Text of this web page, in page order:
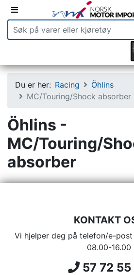
Du er her: Racing
Öhlins
MC/Touring/Shock absorber
Öhlins -
MC/Touring/
absorber
KONTAKT
Vi hjelper deg på telefon/e-
08.00-16.00
57 72